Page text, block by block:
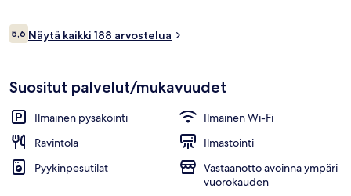
Arvostelut
5,65,6 kautta 10.
Näytä kaikki 188 arvostelua
Suositut palvelut/mukavuudet
Ilmainen pysäköinti
Ilmainen Wi-Fi
Ravintola
Ilmastointi
Pyykinpesutilat
Vastaanotto avoinna ympäri
vuorokauden